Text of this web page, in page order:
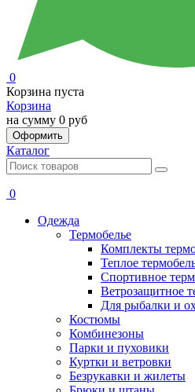
0
Корзина пуста
Корзина
на сумму 0 руб
Оформить
Каталог
0
Одежда
Термобелье
Комплекты
Теплое
Спортивное
Ветрозащитное
Для рыбалки и
Костюмы
Комбинезоны
Парки и пуховики
Куртки и ветровки
Безрукавки и жилеты